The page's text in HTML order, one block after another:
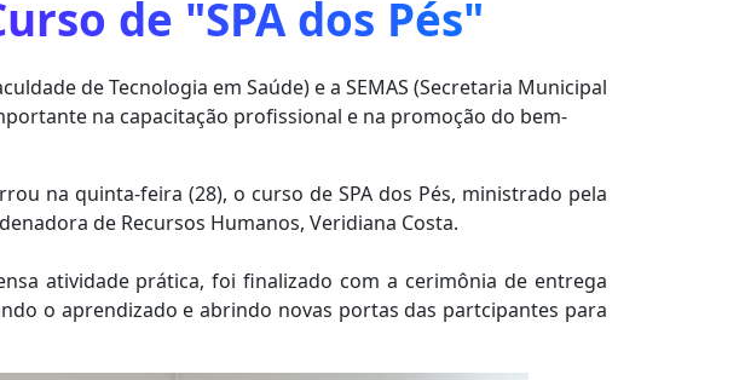
de "SPA dos Pés"
de Tecnologia em Saúde) e a SEMAS (Secretaria Municipal
na capacitação profissional e na promoção do bem-
na quinta-feira (28), o curso de SPA dos Pés, ministrado pela
de Recursos Humanos, Veridiana Costa.
atividade prática, foi finalizado com a cerimônia de entrega
o aprendizado e abrindo novas portas das partcipantes para